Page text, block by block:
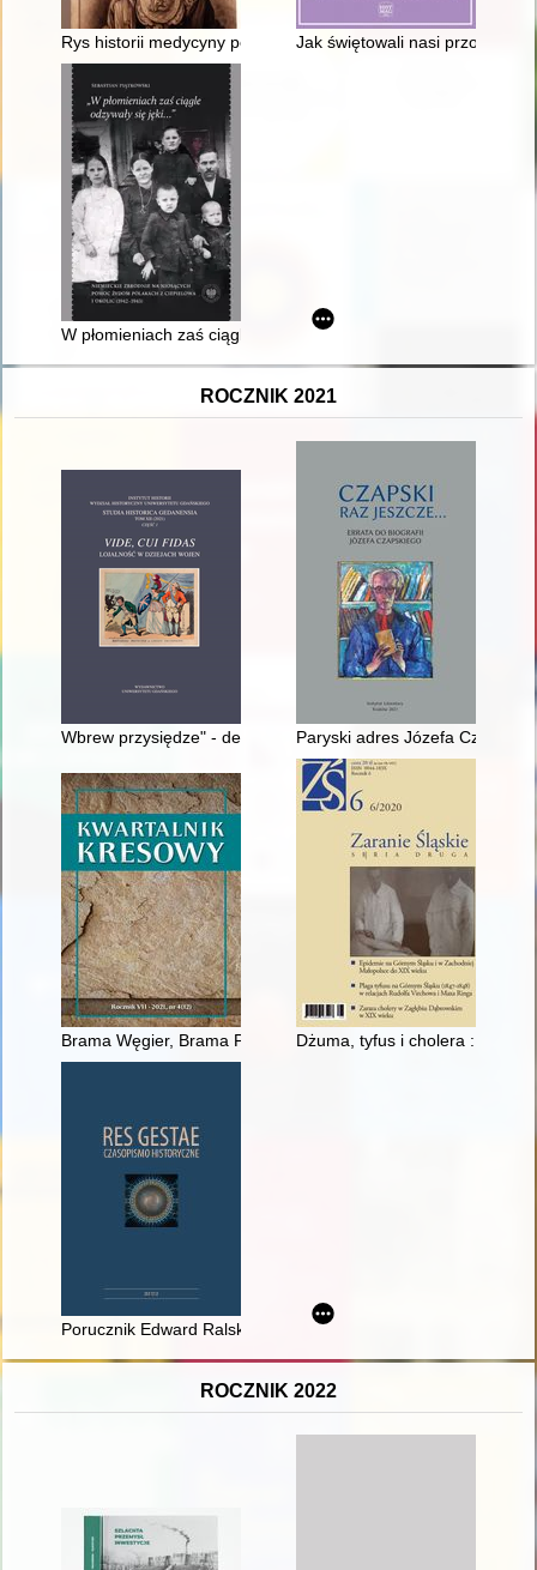
Rys historii medycyny powszechnej. Cz. 1,
Jak świętowali nasi
W płomieniach zaś ciągle odzywały się jęki..." : niemieckie
ROCZNIK 2021
Wbrew przysiędze" - dezercje w Wojsku Polskim w latach
Paryski adres Józefa
Brama Węgier, Brama Przemyska 1915-1918 : wokół
Dżuma, tyfus i cholera :
Porucznik Edward Ralski : żołnierska karta w życiorysie
ROCZNIK 2022